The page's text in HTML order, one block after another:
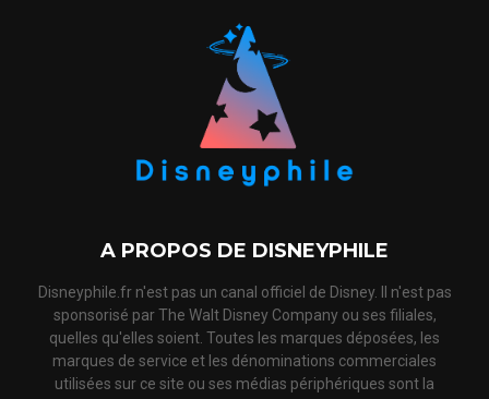
A PROPOS DE DISNEYPHILE
Disneyphile.fr n'est pas un canal officiel de Disney. Il n'est pas
sponsorisé par The Walt Disney Company ou ses filiales,
quelles qu'elles soient. Toutes les marques déposées, les
marques de service et les dénominations commerciales
utilisées sur ce site ou ses médias périphériques sont la